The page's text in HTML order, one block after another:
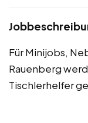
Für Minijobs,
Rauenberg
Tischlerhelfer